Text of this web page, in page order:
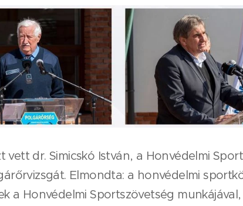
vett dr. Simicskó István, a Honvédelmi
Elmondta: a honvédelmi
a Honvédelmi Sportszövetség